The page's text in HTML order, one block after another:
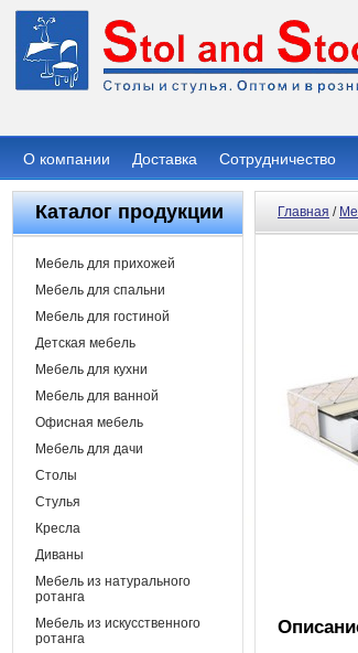
О компании Доставка Сотрудничество
Каталог продукции
Мебель для прихожей
Мебель для спальни
Мебель для гостиной
Детская мебель
Мебель для кухни
Мебель для ванной
Офисная мебель
Мебель для дачи
Столы
Стулья
Кресла
Диваны
Мебель из натурального
ротанга
Мебель из искусственного
ротанга
Главная /